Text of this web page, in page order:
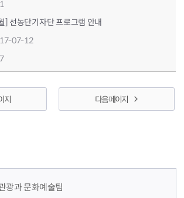
] 선농단기자단 프로그램 안내
07-12
지 다음 페이지
광과 문화예술팀